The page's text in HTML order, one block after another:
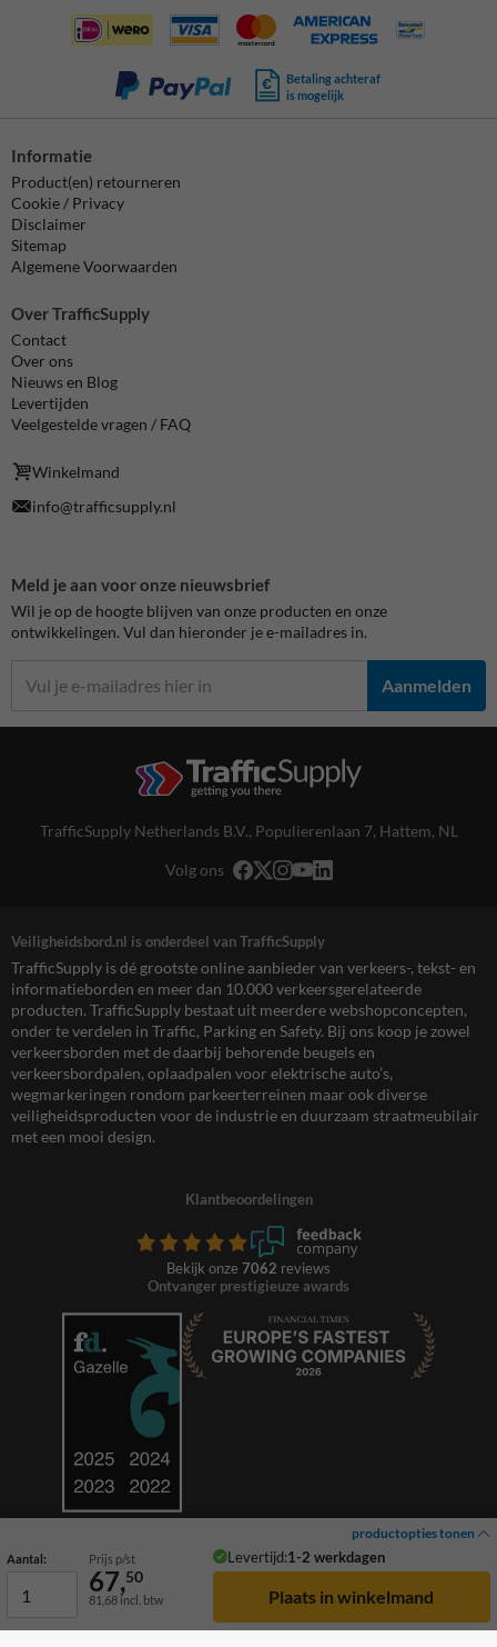
productopties tonen
Aantal: Prijs p/st Levertijd:1-2 werkdagen
67,50
81,68 incl. btw
Betaling achteraf
is mogelijk
Informatie
Product(en) retourneren
Cookie / Privacy
Disclaimer
Sitemap
Algemene Voorwaarden
Over TrafficSupply
Contact
Over ons
Nieuws en Blog
Levertijden
Veelgestelde vragen / FAQ
Winkelmand
info@trafficsupply.nl
Meld je aan voor onze nieuwsbrief
Wil je op de hoogte blijven van onze producten en onze
ontwikkelingen. Vul dan hieronder je e-mailadres in.
Aanmelden
TrafficSupply Netherlands B.V., Populierenlaan 7, Hattem, NL
Volg ons
Veiligheidsbord.nl is onderdeel van TrafficSupply
TrafficSupply is dé grootste online aanbieder van verkeers-, tekst- en
informatieborden en meer dan 10.000 verkeersgerelateerde
producten. TrafficSupply bestaat uit meerdere webshopconcepten,
onder te verdelen in Traffic, Parking en Safety. Bij ons koop je zowel
verkeersborden met de daarbij behorende beugels en
verkeersbordpalen, oplaadpalen voor elektrische auto’s,
wegmarkeringen rondom parkeerterreinen maar ook diverse
veiligheidsproducten voor de industrie en duurzaam straatmeubilair
met een mooi design.
Klantbeoordelingen
Bekijk onze 7062 reviews
Ontvanger prestigieuze awards
© 2026 TrafficSupply. Alle rechten voorbehouden.